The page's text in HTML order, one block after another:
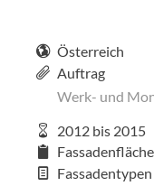
Österreich
Auftrag
Werk- und
2012 bis 2015
Fassadentypen